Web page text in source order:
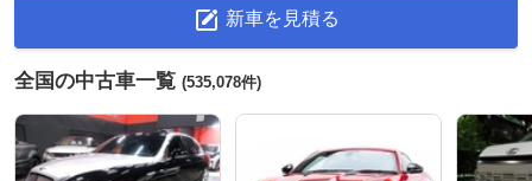
新車を見積る
全国の中古車一覧 (535,078件)